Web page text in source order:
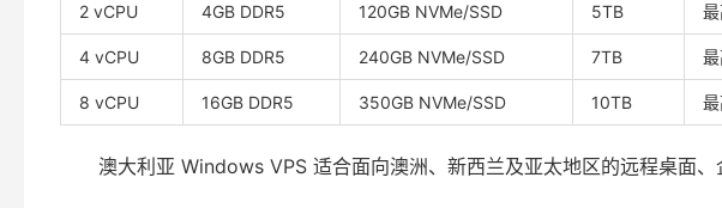
2 vCPU 4GB DDR5 120GB NVMe/SSD 5TB
4 vCPU 8GB DDR5 240GB NVMe/SSD 7TB
8 vCPU 16GB DDR5 350GB NVMe/SSD 10TB
澳大利亚 Windows VPS 适合面向澳洲、新西兰及亚太地区的远程桌面、